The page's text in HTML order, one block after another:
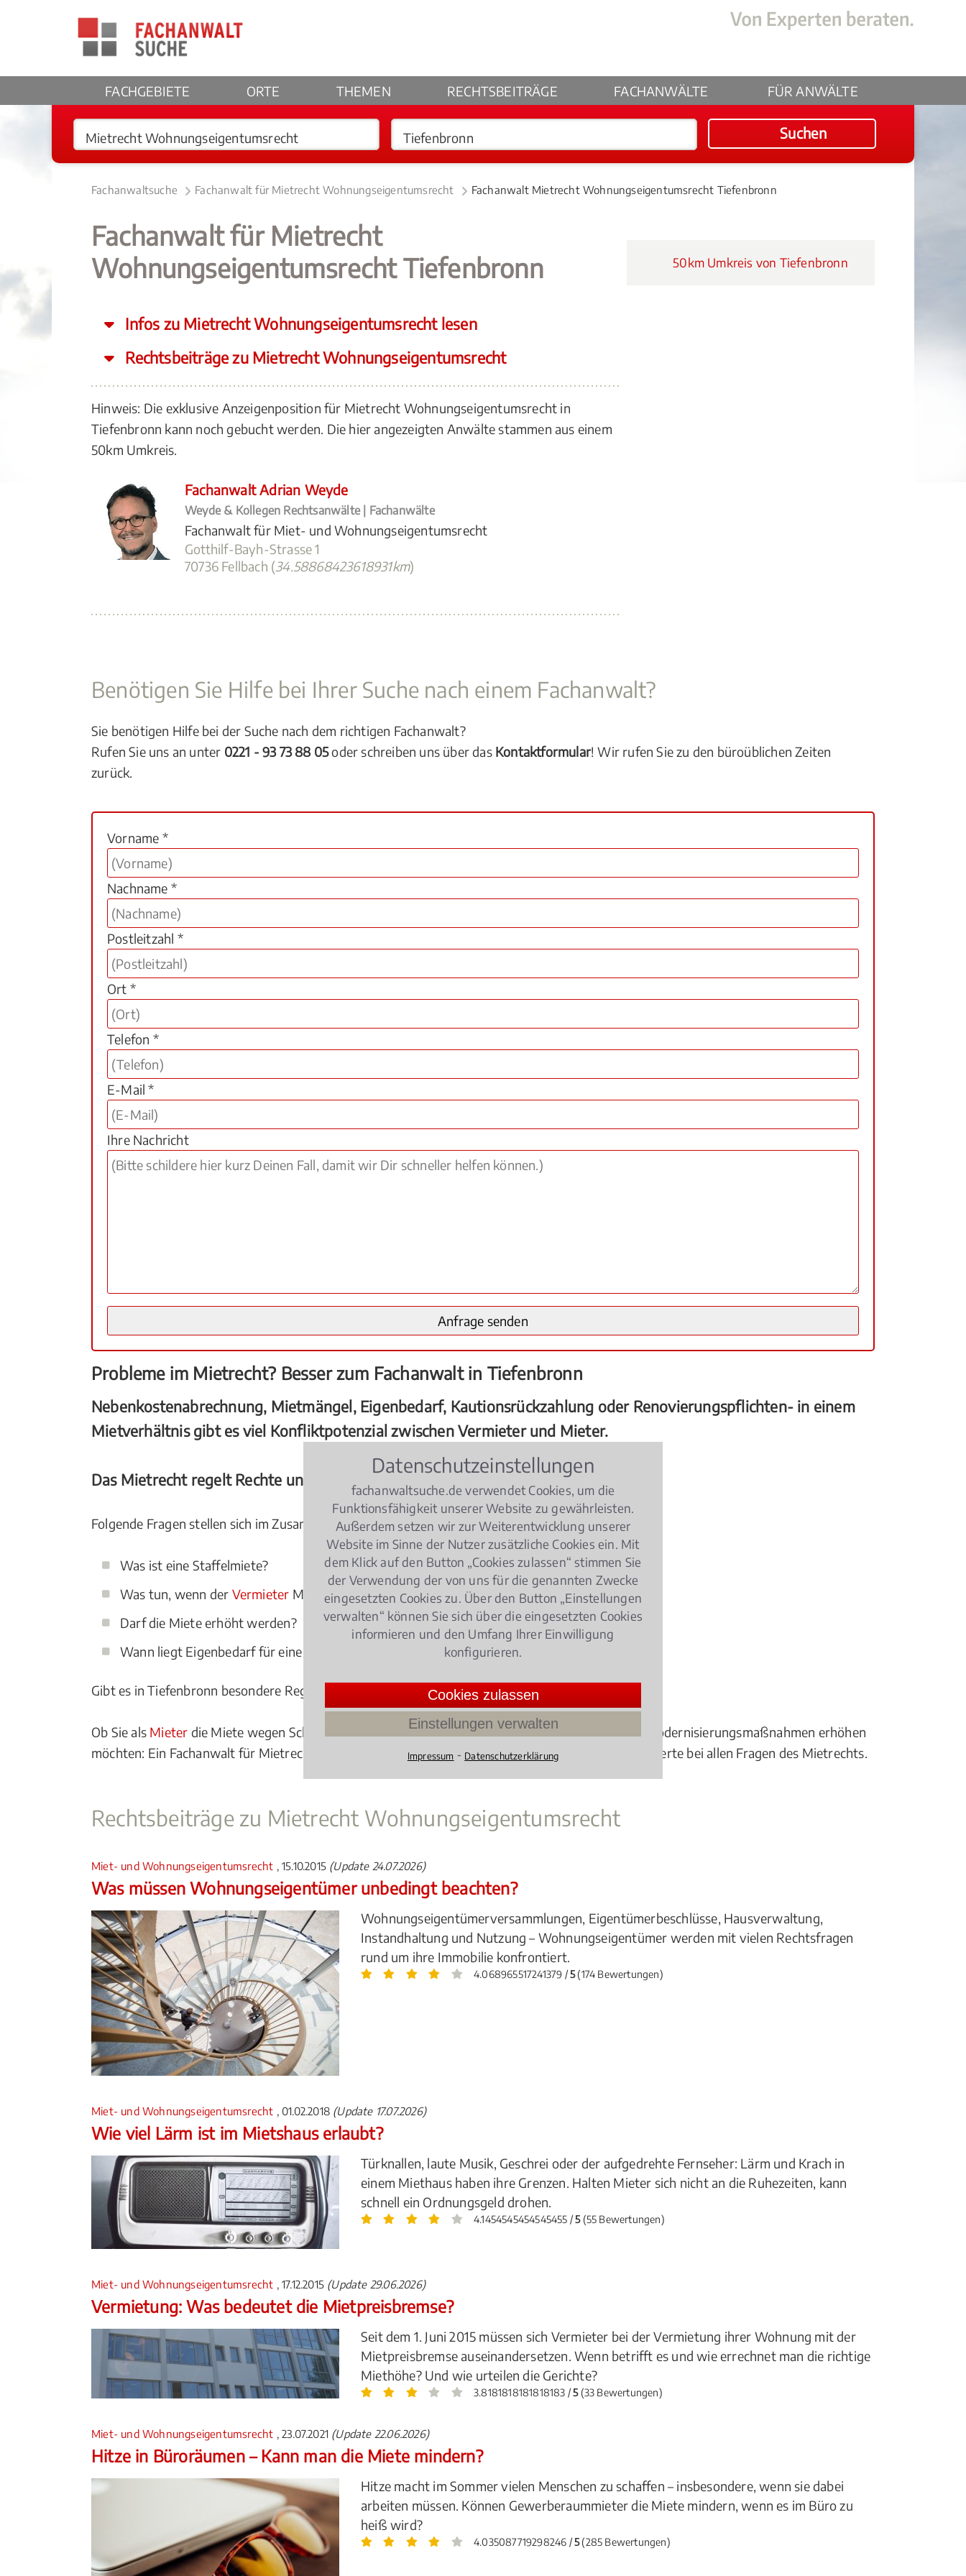
FACHGEBIETE ORTE THEMEN RECHTSBEITRÄGE FACHANWÄLTE FÜR ANWÄLTE
Suchen
Fachanwaltsuche Fachanwalt für Mietrecht Wohnungseigentumsrecht Fachanwalt Mietrecht Wohnungseigentumsrecht Tiefenbronn
Fachanwalt für Mietrecht
Wohnungseigentumsrecht Tiefenbronn
Infos zu Mietrecht Wohnungseigentumsrecht lesen
Rechtsbeiträge zu Mietrecht Wohnungseigentumsrecht
Hinweis: Die exklusive Anzeigenposition für Mietrecht Wohnungseigentumsrecht in
Tiefenbronn kann noch gebucht werden. Die hier angezeigten Anwälte stammen aus einem
50km Umkreis.
Fachanwalt Adrian Weyde
Weyde & Kollegen Rechtsanwälte | Fachanwälte
Fachanwalt für Miet- und Wohnungseigentumsrecht
Gotthilf-Bayh-Strasse 1
70736 Fellbach (34.58868423618931km)
50km Umkreis von Tiefenbronn
Benötigen Sie Hilfe bei Ihrer Suche nach einem Fachanwalt?
Sie benötigen Hilfe bei der Suche nach dem richtigen Fachanwalt?
Rufen Sie uns an unter 0221 - 93 73 88 05oder schreiben uns über das Kontaktformular! Wir rufen Sie zu den büroüblichen Zeiten
zurück.
Vorname *
Nachname *
Postleitzahl *
Ort *
Telefon *
E-Mail *
Ihre Nachricht
Probleme im Mietrecht? Besser zum Fachanwalt in Tiefenbronn
Nebenkostenabrechnung, Mietmängel, Eigenbedarf, Kautionsrückzahlung oder Renovierungspflichten- in einem
Mietverhältnis gibt es viel Konfliktpotenzial zwischen Vermieter und Mieter.
Das Mietrecht regelt Rechte und Pflichten beider Parteien.
Folgende Fragen stellen sich im Zusammenhang mit dem Mietrecht:
Was ist eine Staffelmiete?
Was tun, wenn der Vermieter Mietmängel nicht beseitigt?
Darf die Miete erhöht werden?
Wann liegt Eigenbedarf für eine
Gibt es in Tiefenbronn besondere Regelungen im Hinblick auf dasMietrechtzu beachten?
Ob Sie als Mieter die Miete wegen Schimmel mindern wollen oder als Vermieter die Miete wegen Modernisierungsmaßnahmen erhöhen
möchten: Ein Fachanwalt für Mietrecht in Tiefenbronn ist kompetenter Berater und juristischer Experte bei allen Fragen des Mietrechts.
Rechtsbeiträge zu Mietrecht Wohnungseigentumsrecht
Miet- und Wohnungseigentumsrecht , 15.10.2015 (Update 24.07.2026)
Was müssen Wohnungseigentümer unbedingt beachten?
Wohnungseigentümerversammlungen, Eigentümerbeschlüsse, Hausverwaltung,
Instandhaltung und Nutzung – Wohnungseigentümer werden mit vielen Rechtsfragen
rund um ihre Immobilie konfrontiert.
4.068965517241379 /5(174 Bewertungen)
Miet- und Wohnungseigentumsrecht , 01.02.2018 (Update 17.07.2026)
Wie viel Lärm ist im Mietshaus erlaubt?
Türknallen, laute Musik, Geschrei oder der aufgedrehte Fernseher: Lärm und Krach in
einem Miethaus haben ihre Grenzen. Halten Mieter sich nicht an die Ruhezeiten, kann
schnell ein Ordnungsgeld drohen.
4.1454545454545455 /5(55 Bewertungen)
Miet- und Wohnungseigentumsrecht , 17.12.2015 (Update 29.06.2026)
Vermietung: Was bedeutet die Mietpreisbremse?
Seit dem 1. Juni 2015 müssen sich Vermieter bei der Vermietung ihrer Wohnung mit der
Mietpreisbremse auseinandersetzen. Wenn betrifft es und wie errechnet man die richtige
Miethöhe? Und wie urteilen die Gerichte?
3.8181818181818183 /5(33 Bewertungen)
Miet- und Wohnungseigentumsrecht , 23.07.2021 (Update 22.06.2026)
Hitze in Büroräumen – Kann man die Miete mindern?
Hitze macht im Sommer vielen Menschen zu schaffen – insbesondere, wenn sie dabei
arbeiten müssen. Können Gewerberaummieter die Miete mindern, wenn es im Büro zu
heiß wird?
4.035087719298246 /5(285 Bewertungen)
Datenschutzeinstellungen
fachanwaltsuche.de verwendet Cookies, um die
Funktionsfähigkeit unserer Website zu gewährleisten.
Außerdem setzen wir zur Weiterentwicklung unserer
Website im Sinne der Nutzer zusätzliche Cookies ein. Mit
dem Klick auf den Button „Cookies zulassen“ stimmen Sie
der Verwendung der von uns für die genannten Zwecke
eingesetzten Cookies zu. Über den Button „Einstellungen
verwalten“ können Sie sich über die eingesetzten Cookies
informieren und den Umfang Ihrer Einwilligung
konfigurieren.
Cookies zulassen
Einstellungen verwalten
Impressum ⁃ Datenschutzerklärung